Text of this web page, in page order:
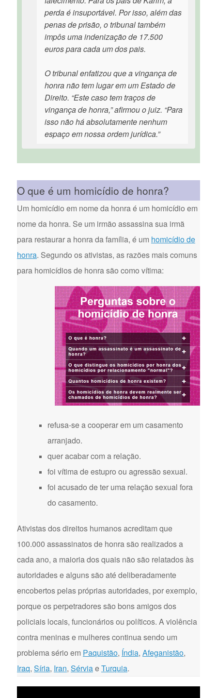
perda é insuportável. Por isso, além das
penas de prisão, o tribunal também
impôs uma indenização de 17.500
euros para cada um dos pais.
O tribunal enfatizou que a vingança de
honra não tem lugar em um Estado de
Direito. “Este caso tem traços de
vingança de honra,” afirmou o juiz. “Para
isso não há absolutamente nenhum
espaço em nossa ordem jurídica.”
O que é um homicídio de honra?
Um homicídio em nome da honra é um homicídio em
nome da honra. Se um irmão assassina sua irmã
para restaurar a honra da família, é um homicídio de
honra. Segundo os ativistas, as razões mais comuns
para homicídios de honra são como vítima:
refusa-se a cooperar em um casamento
arranjado.
quer acabar com a relação.
foi vítima de estupro ou agressão sexual.
foi acusado de ter uma relação sexual fora
do casamento.
Ativistas dos direitos humanos acreditam que
100.000 assassinatos de honra são realizados a
cada ano, a maioria dos quais não são relatados às
autoridades e alguns são até deliberadamente
encobertos pelas próprias autoridades, por exemplo,
porque os perpetradores são bons amigos dos
policiais locais, funcionários ou políticos. A violência
contra meninas e mulheres continua sendo um
problema sério em Paquistão, Índia, Afeganistão,
Iraq, Síria, Iran, SérviaeTurquia.